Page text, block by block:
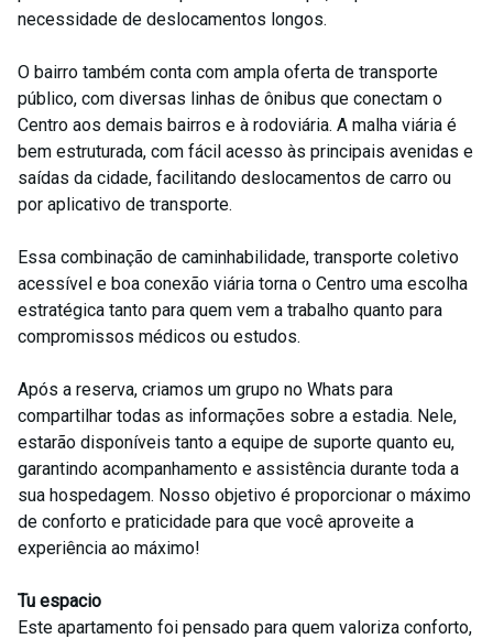
necessidade de deslocamentos longos.
O bairro também conta com ampla oferta de transporte
público, com diversas linhas de ônibus que conectam o
Centro aos demais bairros e à rodoviária. A malha viária é
bem estruturada, com fácil acesso às principais avenidas e
saídas da cidade, facilitando deslocamentos de carro ou
por aplicativo de transporte.
Essa combinação de caminhabilidade, transporte coletivo
acessível e boa conexão viária torna o Centro uma escolha
estratégica tanto para quem vem a trabalho quanto para
compromissos médicos ou estudos.
Após a reserva, criamos um grupo no Whats para
compartilhar todas as informações sobre a estadia. Nele,
estarão disponíveis tanto a equipe de suporte quanto eu,
garantindo acompanhamento e assistência durante toda a
sua hospedagem. Nosso objetivo é proporcionar o máximo
de conforto e praticidade para que você aproveite a
experiência ao máximo!
Tu espacio
Este apartamento foi pensado para quem valoriza conforto,